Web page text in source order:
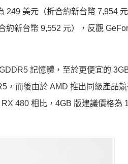
249 美元（折合約新台幣 7,954
約新台幣 9,552 元），反觀
記憶體，至於更便宜的
，而後由於 AMD 推出同級產品
480 相比，4GB 版建議價格為